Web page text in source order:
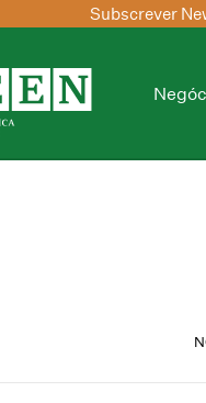
Subscrever